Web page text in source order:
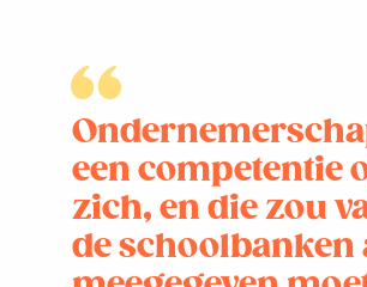
een competentie
zich, en die zou
de schoolbanken